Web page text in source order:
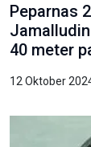
Peparnas
40 meter
12 Oktober